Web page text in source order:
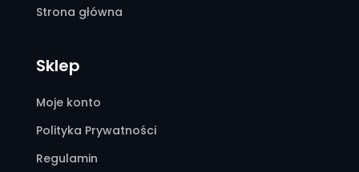
Strona główna
Sklep
Moje konto
Polityka Prywatności
Regulamin